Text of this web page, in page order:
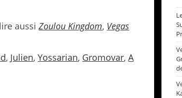
aussiZoulou Kingdom, Vegas
, Julien,Yossarian, Gromovar,A